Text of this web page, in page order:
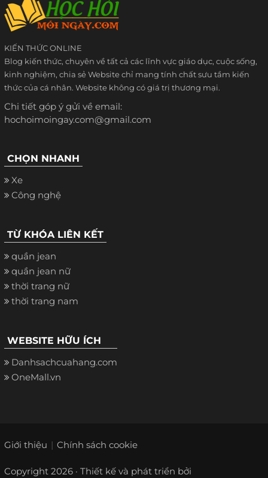
KIẾN THỨC ONLINE
Blog kiến thức, chuyên về tất cả các lĩnh vực giáo dục, cuộc sống,
kinh nghiệm, chia sẻ Website chỉ mang tính chất sưu tầm kiến
thức của cá nhân. Website không có giá trị thương mại.
Chi tiết góp ý gửi về email:
hochoimoingay.com@gmail.com
CHỌN NHANH
Xe
Công nghệ
TỪ KHÓA LIÊN KẾT
quần jean
quần jean nữ
thời trang nữ
thời trang nam
WEBSITE HỮU ÍCH
Danhsachcuahang.com
OneMall.vn
Giới thiệu Chính sách cookie
Copyright 2026 · Thiết kế và phát triển bởi